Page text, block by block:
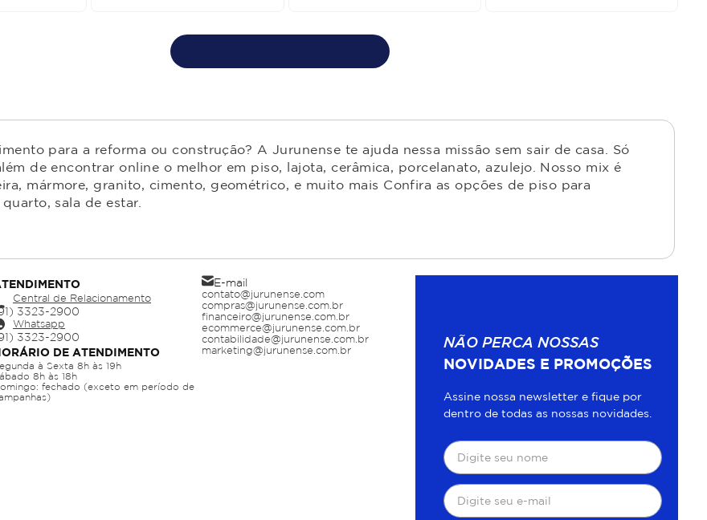
para a reforma ou construção? A Jurunense te ajuda nessa missão sem sair de casa. Só
de encontrar online o melhor em piso, lajota, cerâmica, porcelanato, azulejo. Nosso mix é
mármore, granito, cimento, geométrico, e muito mais Confira as opções de piso para
sala de estar.
Central de Relacionamento
Whatsapp
DE ATENDIMENTO
à Sexta 8h às 19h
8h às 18h
fechado (exceto em período de
E-mail
contato@jurunense.com
compras@jurunense.com.br
financeiro@jurunense.com.br
ecommerce@jurunense.com.br
contabilidade@jurunense.com.br
marketing@jurunense.com.br
NÃO PERCA NOSSAS
NOVIDADES E PROMOÇÕES
Assine nossa newsletter e fique por
dentro de todas as nossas novidades.